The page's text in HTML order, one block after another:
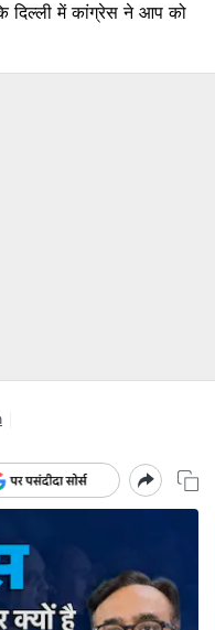
दिल्ली में कांग्रेस ने आप को